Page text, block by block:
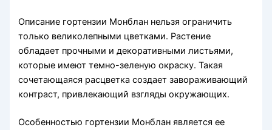
Описание гортензии Монблан нельзя ограничить
только великолепными цветками. Растение
обладает прочными и декоративными листьями,
которые имеют темно-зеленую окраску. Такая
сочетающаяся расцветка создает завораживающий
контраст, привлекающий взгляды окружающих.
Особенностью гортензии Монблан является ее